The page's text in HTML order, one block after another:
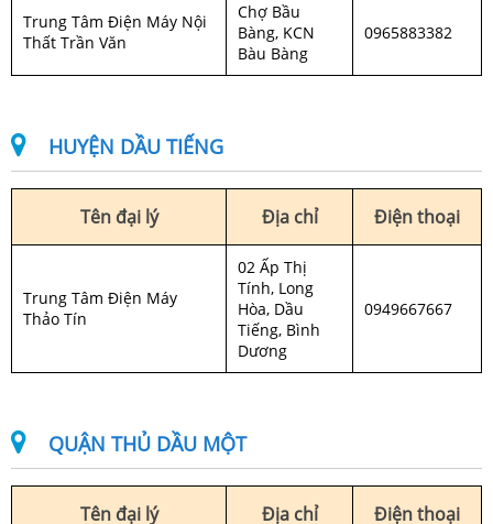
Trung Tâm Điện Máy Nội
Thất Trần Văn
Chợ Bầu
Bàng, KCN
Bàu Bàng
0965883382
HUYỆN DẦU TIẾNG
Tên đại lý Địa chỉ Điện thoại
Trung Tâm Điện Máy
Thảo Tín
02 Ấp Thị
Tính, Long
Hòa, Dầu
Tiếng, Bình
Dương
0949667667
QUẬN THỦ DẦU MỘT
Tên đại lý Địa chỉ Điện thoại